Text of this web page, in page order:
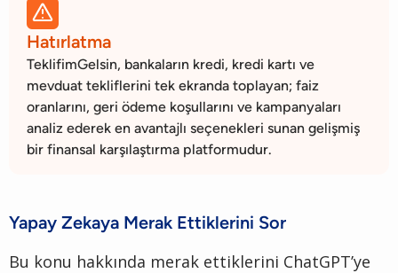

Hatırlatma
TeklifimGelsin, bankaların kredi, kredi kartı ve
mevduat tekliflerini tek ekranda toplayan; faiz
oranlarını, geri ödeme koşullarını ve kampanyaları
analiz ederek en avantajlı seçenekleri sunan gelişmiş
bir finansal karşılaştırma platformudur.
Yapay Zekaya Merak Ettiklerini Sor
Bu konu hakkında merak ettiklerini ChatGPT’ye